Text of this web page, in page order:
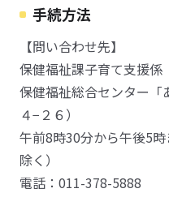
手続方法
【問い合わせ先】
保健福祉課子育て支援係
保健福祉総合センター「
４−２６）
午前8時30分から午後5
除く）
電話：011-378-5888